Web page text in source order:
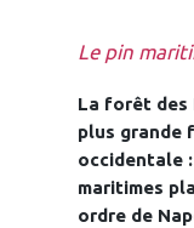
Le pin
La forêt des
plus grande
occidentale
maritimes
ordre de